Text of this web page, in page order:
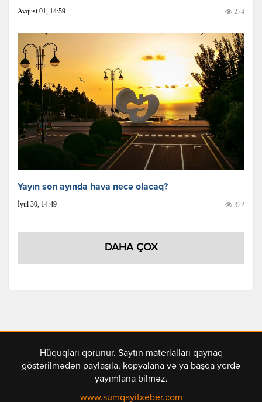
Avqust 01, 14:59 274
Yayın son ayında hava necə olacaq?
İyul 30, 14:49 322
DAHA ÇOX
Hüquqları qorunur. Saytın materialları qaynaq
göstərilmədən paylaşıla, kopyalana və ya başqa yerdə
yayımlana bilməz.
www.sumqayitxeber.com